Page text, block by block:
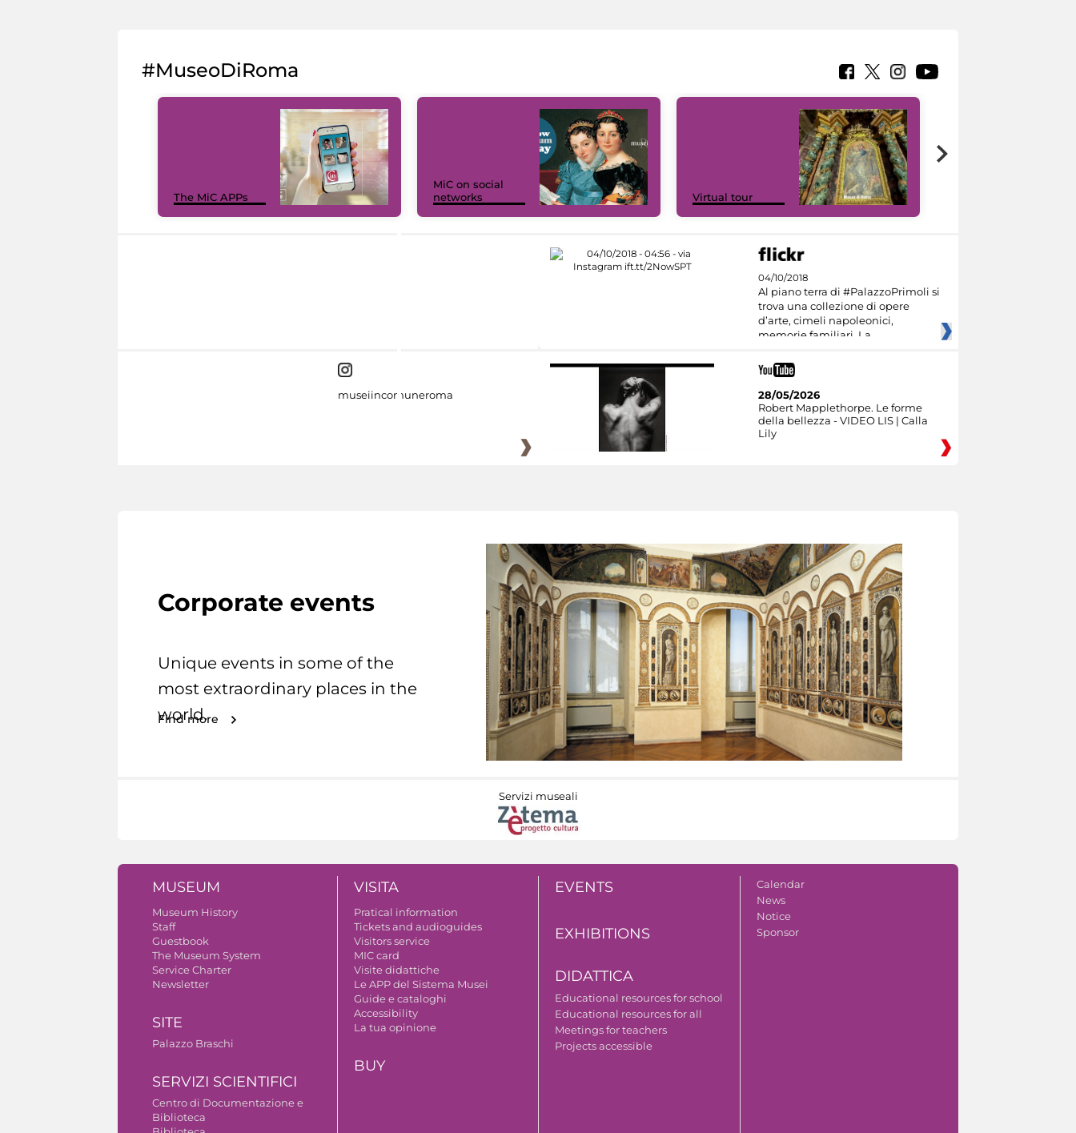
#MuseoDiRoma
The MiC APPs
MiC on social
networks
Virtual tour
04/10/2018
Al piano terra di #PalazzoPrimoli si
trova una collezione di opere
d’arte, cimeli napoleonici,
memorie familiari. La
museiincomuneroma
28/05/2026
Robert Mapplethorpe. Le forme
della bellezza - VIDEO LIS | Calla
Lily
Corporate events
Unique events in some of the
most extraordinary places in the
world.
Find more
Servizi museali
MUSEUM
Museum History
Staff
Guestbook
The Museum System
Service Charter
Newsletter
SITE
Palazzo Braschi
SERVIZI SCIENTIFICI
Centro di Documentazione e
Biblioteca
VISITA
Pratical information
Tickets and audioguides
Visitors service
MIC card
Visite didattiche
Le APP del Sistema Musei
Guide e cataloghi
Accessibility
La tua opinione
BUY
EVENTS
EXHIBITIONS
DIDATTICA
Educational resources for school
Educational resources for all
Meetings for teachers
Projects accessible
Calendar
News
Notice
Sponsor